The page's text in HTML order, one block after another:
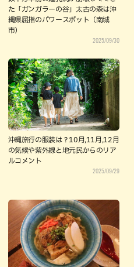
た「ガンガラーの谷」太古の森は沖
縄県屈指のパワースポット（南城
市）
2025/09/30
沖縄旅行の服装は？10月,11月,12月
の気候や紫外線と地元民からのリア
ルコメント
2025/09/29